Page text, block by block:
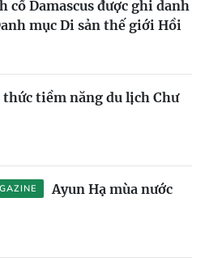
cổ Damascus được ghi danh
mục Di sản thế giới Hồi
tiềm năng du lịch Chư
Ayun Hạ mùa nước